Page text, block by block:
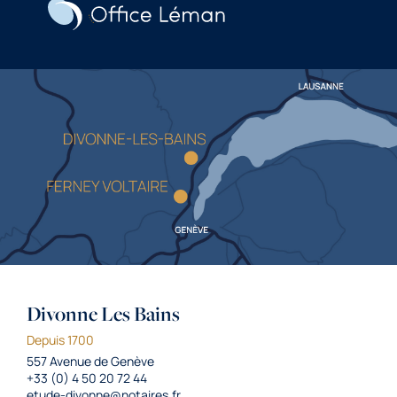
Divonne Les Bains
Depuis 1700
557 Avenue de Genève
+33 (0) 4 50 20 72 44